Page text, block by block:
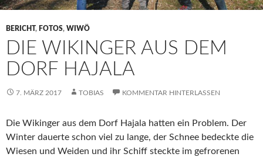
BERICHT, FOTOS, WIWÖ
DIE WIKINGER AUS DEM
DORF HAJALA
7. MÄRZ 2017 TOBIAS KOMMENTAR HINTERLASSEN
Die Wikinger aus dem Dorf Hajala hatten ein Problem. Der
Winter dauerte schon viel zu lange, der Schnee bedeckte die
Wiesen und Weiden und ihr Schiff steckte im gefrorenen